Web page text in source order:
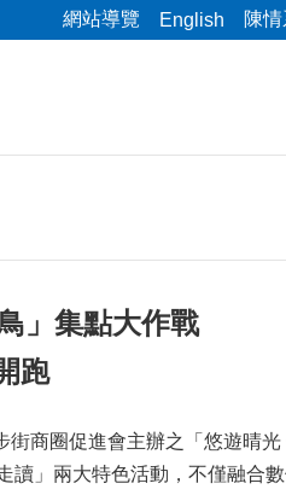
網站導覽 English 陳
」集點大作戰
跑
商圈促進會主辦之「悠遊晴
讀」兩大特色活動，不僅融合